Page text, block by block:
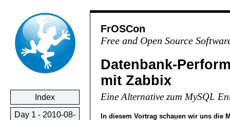
Index
Day 1 - 2010-08-
FrOSCon
Free and Open Source
Datenbank-
mit Zabbix
Eine Alternative zum MySQL
In diesem Vortrag schauen wir uns die